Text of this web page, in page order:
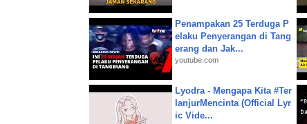
Penampakan 25 Terduga P
elaku Penyerangan di Tang
erang dan Jak...
youtube.com
Lyodra - Mengapa Kita #Ter
lanjurMencinta (Official Lyr
ic Vide...